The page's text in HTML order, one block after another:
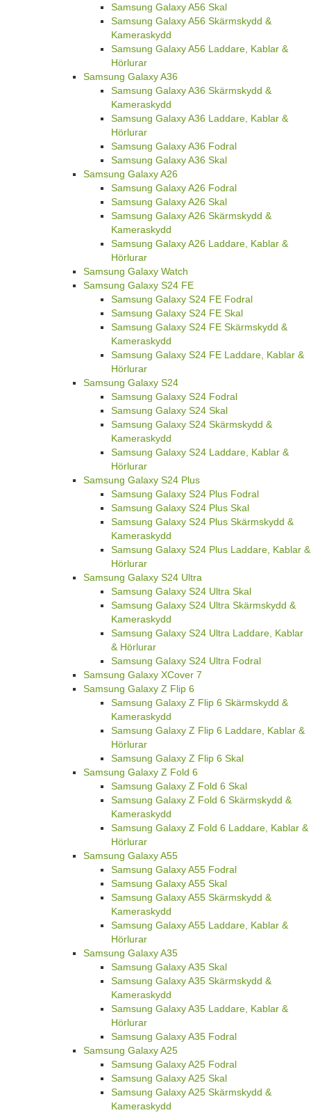
Samsung Galaxy A56 Skal
Samsung Galaxy A56 Skärmskydd &
Kameraskydd
Samsung Galaxy A56 Laddare, Kablar &
Hörlurar
Samsung Galaxy A36
Samsung Galaxy A36 Skärmskydd &
Kameraskydd
Samsung Galaxy A36 Laddare, Kablar &
Hörlurar
Samsung Galaxy A36 Fodral
Samsung Galaxy A36 Skal
Samsung Galaxy A26
Samsung Galaxy A26 Fodral
Samsung Galaxy A26 Skal
Samsung Galaxy A26 Skärmskydd &
Kameraskydd
Samsung Galaxy A26 Laddare, Kablar &
Hörlurar
Samsung Galaxy Watch
Samsung Galaxy S24 FE
Samsung Galaxy S24 FE Fodral
Samsung Galaxy S24 FE Skal
Samsung Galaxy S24 FE Skärmskydd &
Kameraskydd
Samsung Galaxy S24 FE Laddare, Kablar &
Hörlurar
Samsung Galaxy S24
Samsung Galaxy S24 Fodral
Samsung Galaxy S24 Skal
Samsung Galaxy S24 Skärmskydd &
Kameraskydd
Samsung Galaxy S24 Laddare, Kablar &
Hörlurar
Samsung Galaxy S24 Plus
Samsung Galaxy S24 Plus Fodral
Samsung Galaxy S24 Plus Skal
Samsung Galaxy S24 Plus Skärmskydd &
Kameraskydd
Samsung Galaxy S24 Plus Laddare, Kablar &
Hörlurar
Samsung Galaxy S24 Ultra
Samsung Galaxy S24 Ultra Skal
Samsung Galaxy S24 Ultra Skärmskydd &
Kameraskydd
Samsung Galaxy S24 Ultra Laddare, Kablar
& Hörlurar
Samsung Galaxy S24 Ultra Fodral
Samsung Galaxy XCover 7
Samsung Galaxy Z Flip 6
Samsung Galaxy Z Flip 6 Skärmskydd &
Kameraskydd
Samsung Galaxy Z Flip 6 Laddare, Kablar &
Hörlurar
Samsung Galaxy Z Flip 6 Skal
Samsung Galaxy Z Fold 6
Samsung Galaxy Z Fold 6 Skal
Samsung Galaxy Z Fold 6 Skärmskydd &
Kameraskydd
Samsung Galaxy Z Fold 6 Laddare, Kablar &
Hörlurar
Samsung Galaxy A55
Samsung Galaxy A55 Fodral
Samsung Galaxy A55 Skal
Samsung Galaxy A55 Skärmskydd &
Kameraskydd
Samsung Galaxy A55 Laddare, Kablar &
Hörlurar
Samsung Galaxy A35
Samsung Galaxy A35 Skal
Samsung Galaxy A35 Skärmskydd &
Kameraskydd
Samsung Galaxy A35 Laddare, Kablar &
Hörlurar
Samsung Galaxy A35 Fodral
Samsung Galaxy A25
Samsung Galaxy A25 Fodral
Samsung Galaxy A25 Skal
Samsung Galaxy A25 Skärmskydd &
Kameraskydd